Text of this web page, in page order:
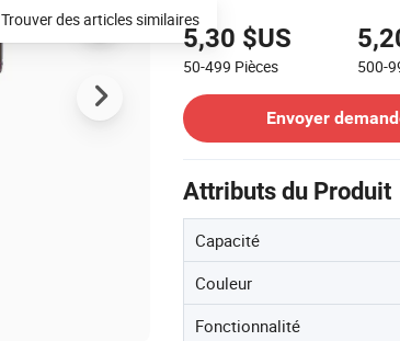
Tarifs
5,30 $US
50-499 Pièces 500-
Envoyer
Attributs du Produit
Capacité
Couleur
Fonctionnalité
Trouver des articles similaires